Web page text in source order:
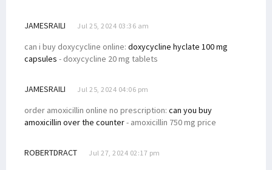
JAMESRAILI Jul 25, 2024 03:36 am
can i buy doxycycline online: doxycycline hyclate 100 mg
capsules - doxycycline 20 mg tablets
JAMESRAILI Jul 25, 2024 04:06 pm
order amoxicillin online no prescription: can you buy
amoxicillin over the counter- amoxicillin 750 mg price
ROBERTDRACT Jul 27, 2024 02:17 pm